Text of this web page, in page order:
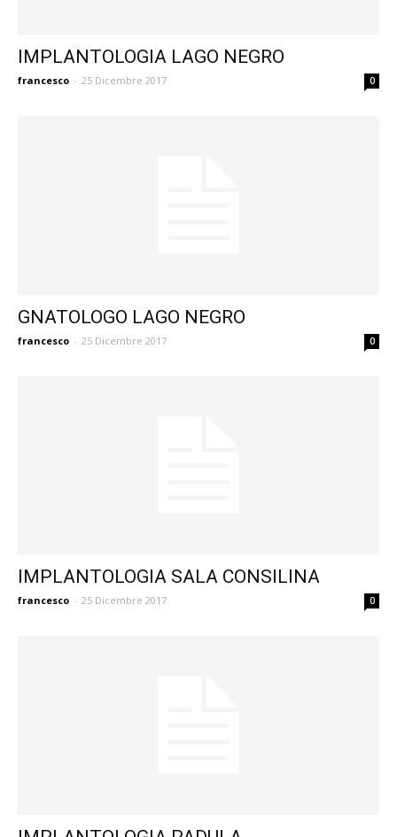
IMPLANTOLOGIA LAGO NEGRO
francesco - 25 Dicembre 2017 0
GNATOLOGO LAGO NEGRO
francesco - 25 Dicembre 2017 0
IMPLANTOLOGIA SALA CONSILINA
francesco - 25 Dicembre 2017 0